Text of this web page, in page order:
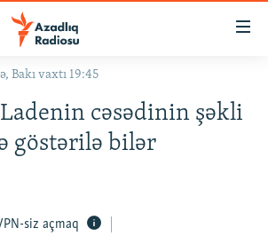
Bakı vaxtı 19:45
cəsədinin şəkli
göstərilə bilər
siz açmaq